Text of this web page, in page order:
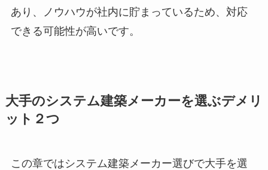
あり、ノウハウが社内に貯まっているため、対応
できる可能性が高いです。
大手のシステム建築メーカーを選ぶデメリ
ット２つ
この章ではシステム建築メーカー選びで大手を選